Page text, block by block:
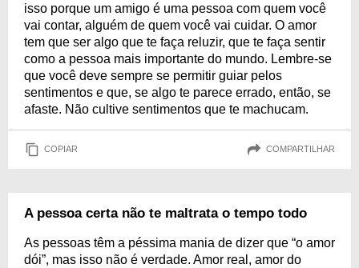
isso porque um amigo é uma pessoa com quem você
vai contar, alguém de quem você vai cuidar. O amor
tem que ser algo que te faça reluzir, que te faça sentir
como a pessoa mais importante do mundo. Lembre-se
que você deve sempre se permitir guiar pelos
sentimentos e que, se algo te parece errado, então, se
afaste. Não cultive sentimentos que te machucam.
COPIAR COMPARTILHAR
A pessoa certa não te maltrata o tempo todo
As pessoas têm a péssima mania de dizer que “o amor
dói”, mas isso não é verdade. Amor real, amor do